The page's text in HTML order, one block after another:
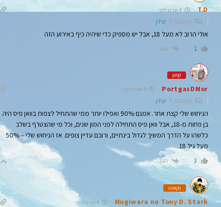
T.D 4 שנים לפני
בתגובה לעידן
אולי הרוב לא מעל 18, אבל יש מספיק כדי שיהיה כיף באירוע הזה
1 הגב
קפטן
PortgasDMor
בתגובה לעידן
הניחוש שלי קצת אחר. אמנם 90% ו אפילו יותר ממי שהתחיל לצפות בוואן פיס היה
בן פחות מ-18, אבל וואן פיס התחילה לפני המון שנים, וכל מי שהצטרף בשלב
כלשהו על הדרך המשיך לגדול בינתיים, ורובם עדיין צופים. אז הניחוש שלי – 50%
מעל גיל 18.
3 הגב
נקאמה
Mugiwara no Tony D. Stark 4 שנים לפני